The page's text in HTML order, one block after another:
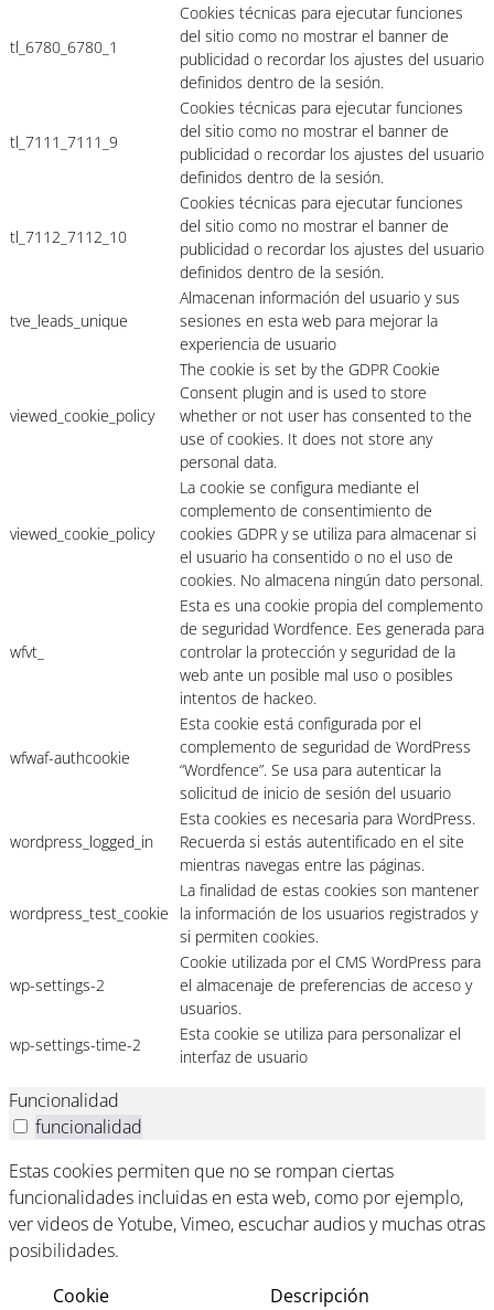
tl_6780_6780_1
Cookies técnicas para ejecutar funciones
del sitio como no mostrar el banner de
publicidad o recordar los ajustes del usuario
definidos dentro de la sesión.
tl_7111_7111_9
Cookies técnicas para ejecutar funciones
del sitio como no mostrar el banner de
publicidad o recordar los ajustes del usuario
definidos dentro de la sesión.
tl_7112_7112_10
Cookies técnicas para ejecutar funciones
del sitio como no mostrar el banner de
publicidad o recordar los ajustes del usuario
definidos dentro de la sesión.
tve_leads_unique
Almacenan información del usuario y sus
sesiones en esta web para mejorar la
experiencia de usuario
viewed_cookie_policy
The cookie is set by the GDPR Cookie
Consent plugin and is used to store
whether or not user has consented to the
use of cookies. It does not store any
personal data.
viewed_cookie_policy
La cookie se configura mediante el
complemento de consentimiento de
cookies GDPR y se utiliza para almacenar si
el usuario ha consentido o no el uso de
cookies. No almacena ningún dato personal.
wfvt_
Esta es una cookie propia del complemento
de seguridad Wordfence. Ees generada para
controlar la protección y seguridad de la
web ante un posible mal uso o posibles
intentos de hackeo.
wfwaf-authcookie
Esta cookie está configurada por el
complemento de seguridad de WordPress
“Wordfence”. Se usa para autenticar la
solicitud de inicio de sesión del usuario
wordpress_logged_in
Esta cookies es necesaria para WordPress.
Recuerda si estás autentificado en el site
mientras navegas entre las páginas.
wordpress_test_cookie
La finalidad de estas cookies son mantener
la información de los usuarios registrados y
si permiten cookies.
wp-settings-2
Cookie utilizada por el CMS WordPress para
el almacenaje de preferencias de acceso y
usuarios.
wp-settings-time-2
Esta cookie se utiliza para personalizar el
interfaz de usuario
Funcionalidad
funcionalidad
Estas cookies permiten que no se rompan ciertas
funcionalidades incluidas en esta web, como por ejemplo,
ver videos de Yotube, Vimeo, escuchar audios y muchas otras
posibilidades.
Cookie
Descripción